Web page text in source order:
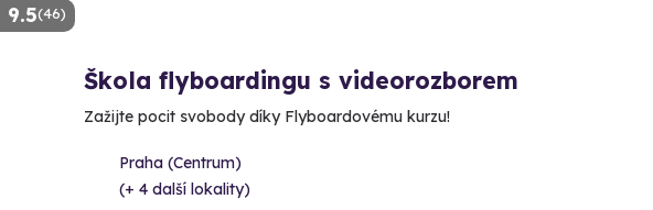
9.5(46)
Škola flyboardingu s videorozborem
Zažijte pocit svobody díky Flyboardovému kurzu!
Praha (Centrum)
(+ 4 další lokality)